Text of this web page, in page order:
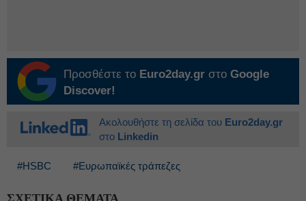
Προσθέστε το Euro2day.gr στο Google
Discover!
Ακολουθήστε τη σελίδα του Euro2day.gr
στο Linkedin
#HSBC #Ευρωπαϊκές τράπεζες
ΣΧΕΤΙΚΑ ΘΕΜΑΤΑ